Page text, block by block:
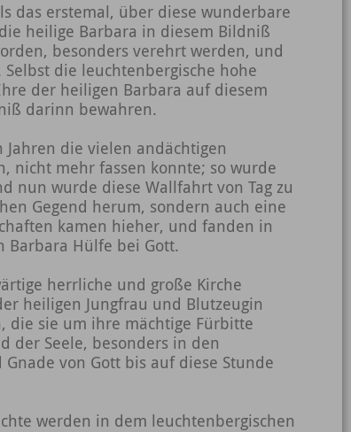
das erstemal, über diese wunderbare
heilige Barbara in diesem Bildniß
besonders verehrt werden, und
die leuchtenbergische hohe
der heiligen Barbara auf diesem
darinn bewahren.
die vielen andächtigen
nicht mehr fassen konnte; so wurde
nun wurde diese Wallfahrt von Tag zu
Gegend herum, sondern auch eine
kamen hieher, und fanden in
Hülfe bei Gott.
herrliche und große Kirche
heiligen Jungfrau und Blutzeugin
die sie um ihre mächtige Fürbitte
der Seele, besonders in den
von Gott bis auf diese Stunde
werden in dem leuchtenbergischen